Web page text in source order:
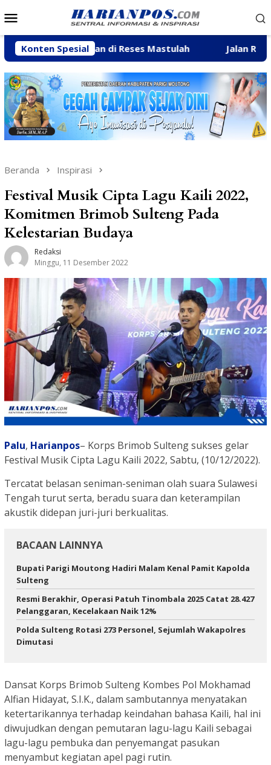
ke
Mobile
Konten Spesial
di Reses Mastulah Jalan Rusak, Talud
Beranda Inspirasi
Festival Musik Cipta Lagu Kaili 2022,
Komitmen Brimob Sulteng Pada
Kelestarian Budaya
Redaksi
Minggu, 11 Desember 2022
Palu, Harianpos– Korps Brimob Sulteng sukses gelar
Festival Musik Cipta Lagu Kaili 2022, Sabtu, (10/12/2022).
Tercatat belasan seniman-seniman olah suara Sulawesi
Tengah turut serta, beradu suara dan keterampilan
akustik didepan juri-juri berkualitas.
BACAAN LAINNYA
Bupati Parigi Moutong Hadiri Malam Kenal Pamit Kapolda
Sulteng
Resmi Berakhir, Operasi Patuh Tinombala 2025 Catat 28.427
Pelanggaran, Kecelakaan Naik 12%
Polda Sulteng Rotasi 273 Personel, Sejumlah Wakapolres
Dimutasi
Dansat Korps Brimob Sulteng Kombes Pol Mokhamad
Alfian Hidayat, S.I.K., dalam sambutannya menyatakan
ketertarikannya terhadap keindahan bahasa Kaili, hal ini
diwujudkan dengan pemutaran lagu-lagu Kaili sebagai
lagu-lagu pembuka dan penyemangat pasukan
menyambut kegiatan apel pagi rutin.